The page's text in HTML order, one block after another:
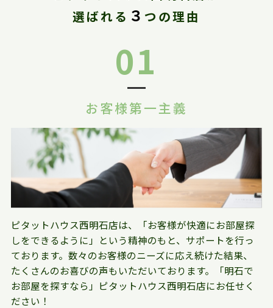
選ばれる ３ つの理由
01
お客様第一主義
ピタットハウス西明石店は、「お客様が快適にお部屋探
しをできるように」という精神のもと、サポートを行っ
ております。数々のお客様のニーズに応え続けた結果、
たくさんのお喜びの声もいただいております。「明石で
お部屋を探すなら」ピタットハウス西明石店にお任せく
ださい！